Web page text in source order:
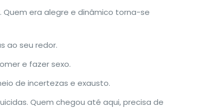
era alegre e dinâmico torna-se
ao seu redor.
e fazer sexo.
de incertezas e exausto.
Quem chegou até aqui, precisa de